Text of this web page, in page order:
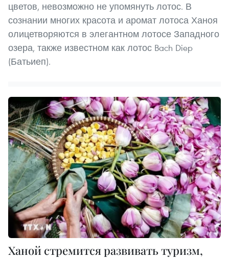
цветов, невозможно не упомянуть лотос. В
сознании многих красота и аромат лотоса Ханоя
олицетворяются в элегантном лотосе Западного
озера, также известном как лотос Bach Diep
(Батьиеп).
Ханой стремится развивать туризм,